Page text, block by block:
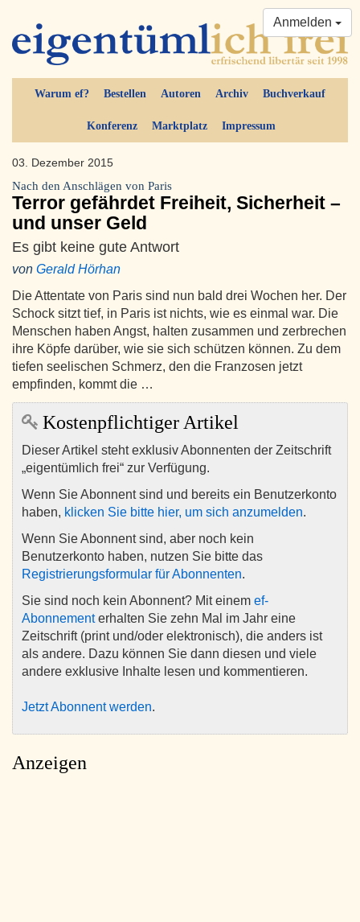
Warum ef? Bestellen Autoren Archiv Buchverkauf
Konferenz Marktplatz Impressum
Anmelden
03. Dezember 2015
Nach den Anschlägen von Paris
Terror gefährdet Freiheit, Sicherheit –
und unser Geld
Es gibt keine gute Antwort
von Gerald Hörhan
Die Attentate von Paris sind nun bald drei Wochen her. Der
Schock sitzt tief, in Paris ist nichts, wie es einmal war. Die
Menschen haben Angst, halten zusammen und zerbrechen
ihre Köpfe darüber, wie sie sich schützen können. Zu dem
tiefen seelischen Schmerz, den die Franzosen jetzt
empfinden, kommt die …
Kostenpflichtiger Artikel
Dieser Artikel steht exklusiv Abonnenten der Zeitschrift
„eigentümlich frei“ zur Verfügung.
Wenn Sie Abonnent sind und bereits ein Benutzerkonto
haben, klicken Sie bitte hier, um sich anzumelden.
Wenn Sie Abonnent sind, aber noch kein
Benutzerkonto haben, nutzen Sie bitte das
Registrierungsformular für Abonnenten.
Sie sind noch kein Abonnent? Mit einem ef-
Abonnementerhalten Sie zehn Mal im Jahr eine
Zeitschrift (print und/oder elektronisch), die anders ist
als andere. Dazu können Sie dann diesen und viele
andere exklusive Inhalte lesen und kommentieren.
Jetzt Abonnent werden.
Anzeigen